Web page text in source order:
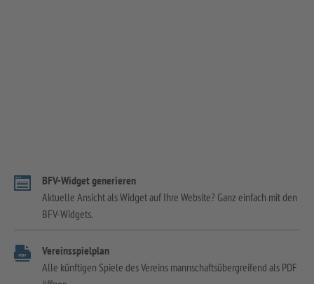
BFV-Widget generieren
Aktuelle Ansicht als Widget auf Ihre Website? Ganz einfach mit den
BFV-Widgets.
Vereinsspielplan
Alle künftigen Spiele des Vereins mannschaftsübergreifend als PDF